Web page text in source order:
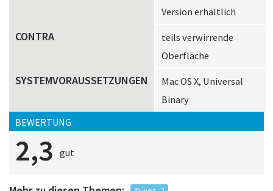
Version erhältlich
CONTRA
teils verwirrende
Oberfläche
SYSTEMVORAUSSETZUNGEN
Mac OS X, Universal
Binary
BEWERTUNG
2,3 gut